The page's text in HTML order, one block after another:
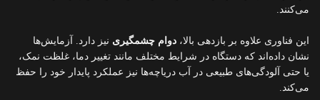
می‌کنند.
این فناوری علاوه بر بازدهی بالا، دوام چشمگیری نیز دارد. آزمایش‌ها
نشان داده‌اند که دستگاه در شرایط مختلف مانند تغییر دما، غلظت نمک،
یا حتی آلودگی‌های طبیعی در آب دریاچه‌ها نیز عملکرد پایدار خود را حفظ
می‌کند.